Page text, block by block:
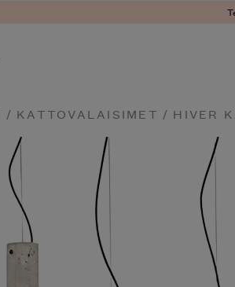
Haku
Type 2 or more characters
/ KATTOVALAISIMET / HIVER